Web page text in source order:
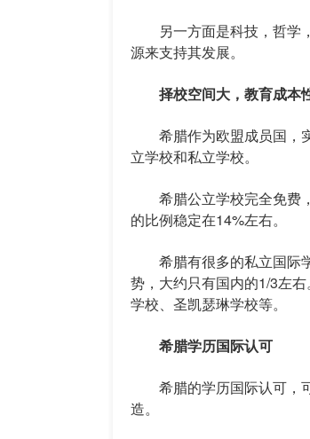
另一方面是科技，哲学，
源来支持其发展。
择校空间大，教育成本
希腊作为欧盟成员国，实
立学校和私立学校。
希腊公立学校完全免费，
的比例稳定在14%左右。
希腊有很多的私立国际学
势，大约只有国内的1/3左右
学校、圣凯瑟琳学校等。
希腊学历国际认可
希腊的学历国际认可，可
造。